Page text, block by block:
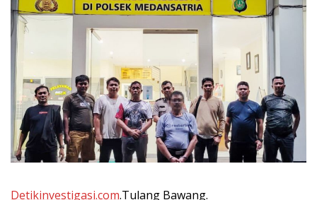
Detikinvestigasi.com.Tulang Bawang.